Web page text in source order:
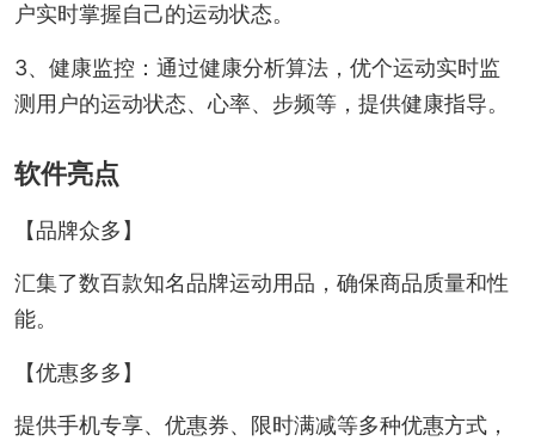
户实时掌握自己的运动状态。
3、健康监控：通过健康分析算法，优个运动实时监
测用户的运动状态、心率、步频等，提供健康指导。
软件亮点
【品牌众多】
汇集了数百款知名品牌运动用品，确保商品质量和性
能。
【优惠多多】
提供手机专享、优惠券、限时满减等多种优惠方式，